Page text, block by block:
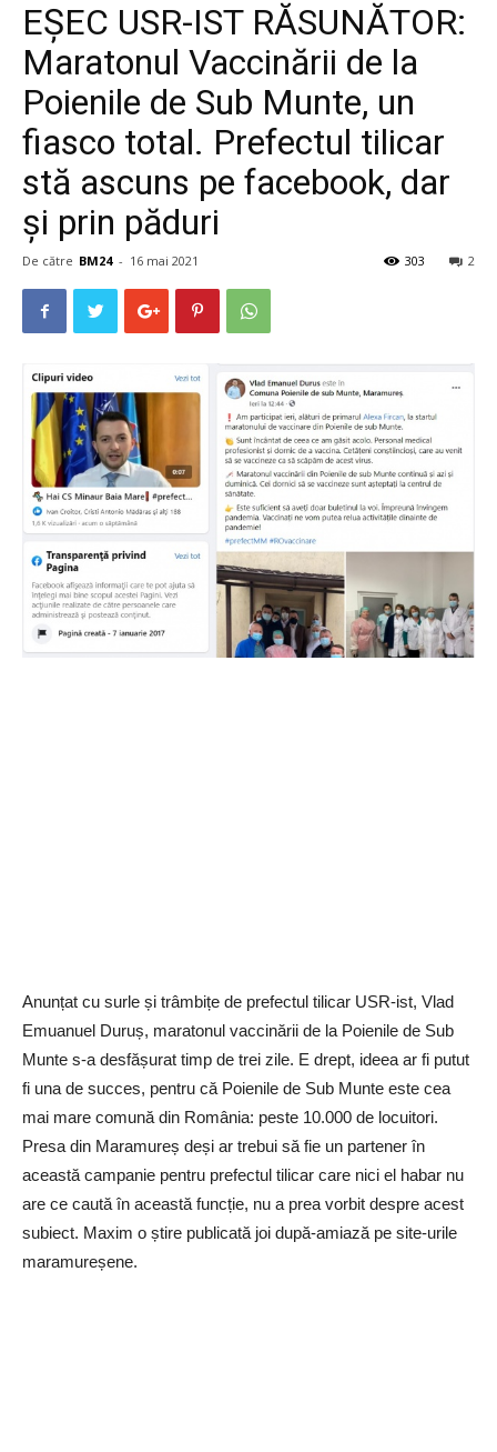
EȘEC USR-IST RĂSUNĂTOR:
Maratonul Vaccinării de la
Poienile de Sub Munte, un
fiasco total. Prefectul tilicar
stă ascuns pe facebook, dar
și prin păduri
De către BM24 - 16 mai 2021 2
303
Anunțat cu surle și trâmbițe de prefectul tilicar USR-ist, Vlad
Emuanuel Duruș, maratonul vaccinării de la Poienile de Sub
Munte s-a desfășurat timp de trei zile. E drept, ideea ar fi putut
fi una de succes, pentru că Poienile de Sub Munte este cea
mai mare comună din România: peste 10.000 de locuitori.
Presa din Maramureș deși ar trebui să fie un partener în
această campanie pentru prefectul tilicar care nici el habar nu
are ce caută în această funcție, nu a prea vorbit despre acest
subiect. Maxim o știre publicată joi după-amiază pe site-urile
maramureșene.